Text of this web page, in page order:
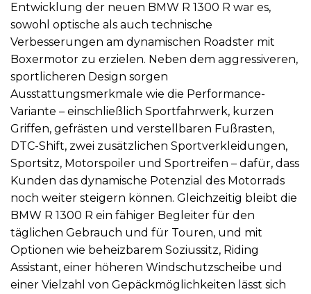
Entwicklung der neuen BMW R 1300 R war es,
sowohl optische als auch technische
Verbesserungen am dynamischen Roadster mit
Boxermotor zu erzielen. Neben dem aggressiveren,
sportlicheren Design sorgen
Ausstattungsmerkmale wie die Performance-
Variante – einschließlich Sportfahrwerk, kurzen
Griffen, gefrästen und verstellbaren Fußrasten,
DTC-Shift, zwei zusätzlichen Sportverkleidungen,
Sportsitz, Motorspoiler und Sportreifen – dafür, dass
Kunden das dynamische Potenzial des Motorrads
noch weiter steigern können. Gleichzeitig bleibt die
BMW R 1300 R ein fähiger Begleiter für den
täglichen Gebrauch und für Touren, und mit
Optionen wie beheizbarem Soziussitz, Riding
Assistant, einer höheren Windschutzscheibe und
einer Vielzahl von Gepäckmöglichkeiten lässt sich